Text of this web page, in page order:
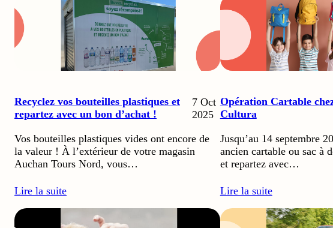
Recyclez vos bouteilles plastiques et
repartez avec un bon d’achat !
7 Oct
2025
Vos bouteilles plastiques vides ont encore de
la valeur ! À l’extérieur de votre magasin
Auchan Tours Nord, vous…
Lire la suite
Opération Cartable
Cultura
Jusqu’au 14 septembre
ancien cartable ou sac à
et repartez avec…
Lire la suite